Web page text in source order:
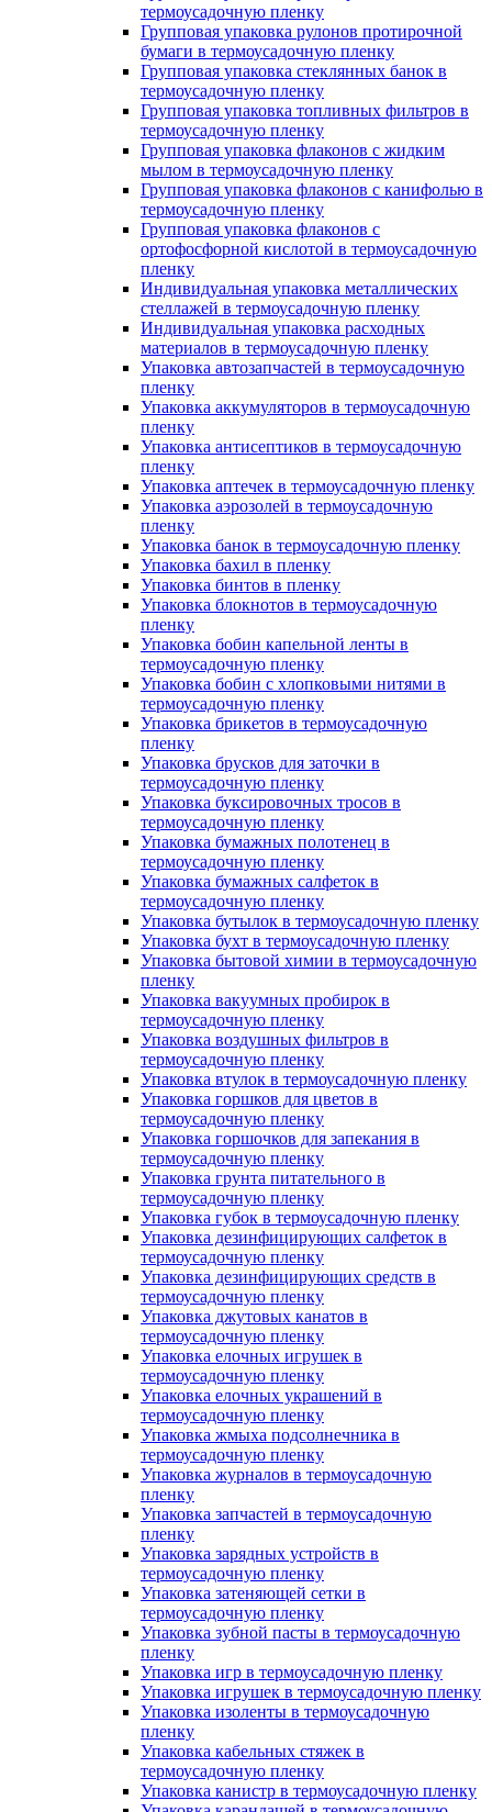
термоусадочную пленку
Групповая упаковка рулонов протирочной
бумаги в термоусадочную пленку
Групповая упаковка стеклянных банок в
термоусадочную пленку
Групповая упаковка топливных фильтров в
термоусадочную пленку
Групповая упаковка флаконов с жидким
мылом в термоусадочную пленку
Групповая упаковка флаконов с канифолью в
термоусадочную пленку
Групповая упаковка флаконов с
ортофосфорной кислотой в термоусадочную
пленку
Индивидуальная упаковка металлических
стеллажей в термоусадочную пленку
Индивидуальная упаковка расходных
материалов в термоусадочную пленку
Упаковка автозапчастей в термоусадочную
пленку
Упаковка аккумуляторов в термоусадочную
пленку
Упаковка антисептиков в термоусадочную
пленку
Упаковка аптечек в термоусадочную пленку
Упаковка аэрозолей в термоусадочную
пленку
Упаковка банок в термоусадочную пленку
Упаковка бахил в пленку
Упаковка бинтов в пленку
Упаковка блокнотов в термоусадочную
пленку
Упаковка бобин капельной ленты в
термоусадочную пленку
Упаковка бобин с хлопковыми нитями в
термоусадочную пленку
Упаковка брикетов в термоусадочную
пленку
Упаковка брусков для заточки в
термоусадочную пленку
Упаковка буксировочных тросов в
термоусадочную пленку
Упаковка бумажных полотенец в
термоусадочную пленку
Упаковка бумажных салфеток в
термоусадочную пленку
Упаковка бутылок в термоусадочную пленку
Упаковка бухт в термоусадочную пленку
Упаковка бытовой химии в термоусадочную
пленку
Упаковка вакуумных пробирок в
термоусадочную пленку
Упаковка воздушных фильтров в
термоусадочную пленку
Упаковка втулок в термоусадочную пленку
Упаковка горшков для цветов в
термоусадочную пленку
Упаковка горшочков для запекания в
термоусадочную пленку
Упаковка грунта питательного в
термоусадочную пленку
Упаковка губок в термоусадочную пленку
Упаковка дезинфицирующих салфеток в
термоусадочную пленку
Упаковка дезинфицирующих средств в
термоусадочную пленку
Упаковка джутовых канатов в
термоусадочную пленку
Упаковка елочных игрушек в
термоусадочную пленку
Упаковка елочных украшений в
термоусадочную пленку
Упаковка жмыха подсолнечника в
термоусадочную пленку
Упаковка журналов в термоусадочную
пленку
Упаковка запчастей в термоусадочную
пленку
Упаковка зарядных устройств в
термоусадочную пленку
Упаковка затеняющей сетки в
термоусадочную пленку
Упаковка зубной пасты в термоусадочную
пленку
Упаковка игр в термоусадочную пленку
Упаковка игрушек в термоусадочную пленку
Упаковка изоленты в термоусадочную
пленку
Упаковка кабельных стяжек в
термоусадочную пленку
Упаковка канистр в термоусадочную пленку